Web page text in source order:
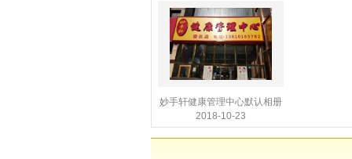
妙手轩健康管理中心默认相册
2018-10-23